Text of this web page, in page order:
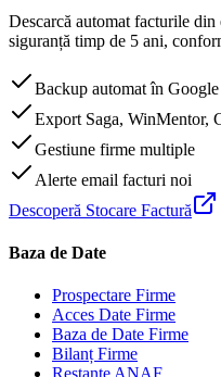
Descarcă automat facturile
siguranță timp de 5 ani,
Backup automat în
Export Saga, WinMentor,
Gestiune firme multiple
Alerte email facturi noi
Descoperă Stocare Factură
Baza de Date
Prospectare Firme
Acces Date Firme
Baza de Date Firme
Bilanț Firme